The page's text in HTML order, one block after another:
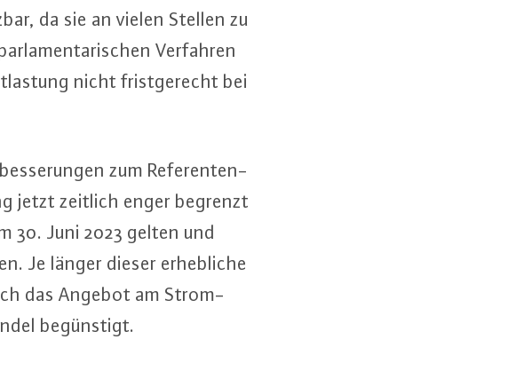
da sie an vielen Stellen zu
Verfahren
nicht frist­ge­recht bei
zum Re­fe­ren­ten­
jetzt zeitlich enger begrenzt
30. Juni 2023 gelten und
Je länger dieser er­heb­li­che
das Angebot am Strom­
be­güns­tigt.